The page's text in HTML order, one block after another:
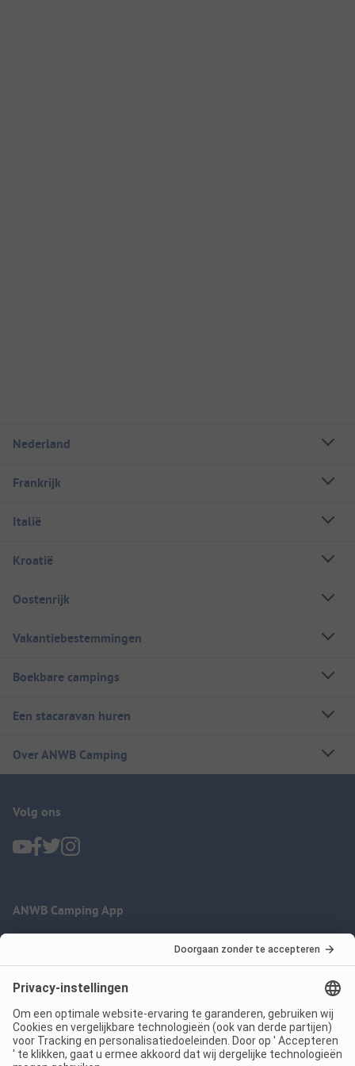
Nederland
Frankrijk
Italië
Kroatië
Oostenrijk
Vakantiebestemmingen
Boekbare campings
Een stacaravan huren
Over ANWB Camping
Volg ons
ANWB Camping App
Imprint
Jouw privacy
Voorwaarden